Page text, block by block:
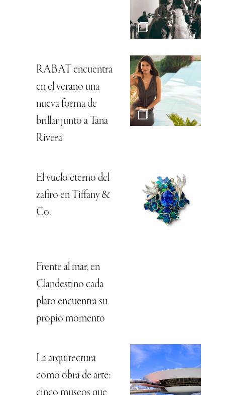
RABAT encuentra
en el verano una
nueva forma de
brillar junto a Tana
Rivera
El vuelo eterno del
zafiro en Tiffany &
Co.
Frente al mar, en
Clandestino cada
plato encuentra su
propio momento
La arquitectura
como obra de arte: